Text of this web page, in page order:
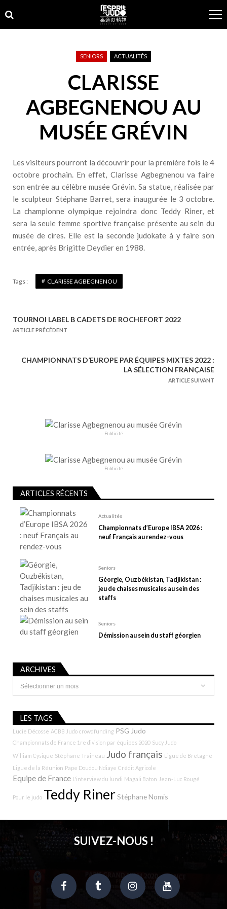
to
navigation
to
content
SENIORS ACTUALITÉS
CLARISSE
AGBEGNENOU AU
MUSÉE GRÉVIN
Les visiteurs pourront la découvrir pour la première fois le 4
octobre prochain. En effet, Clarisse Agbegnenou va faire
son entrée au célèbre musée Grévin. Sa statue, réalisée par
le sculpteur Stéphane Barret, sera inaugurée le 3 octobre.
La championne olympique rejoindra donc Teddy Riner, et
sera la seule femme sportive française présente au sein du
musée de cires. Elle est la seconde judokate à y faire son
entrée, après Brigitte Deydier en 1988.
Tags : CLARISSE AGBEGNENOU
N
l
’
TOURNOI LABEL B CADETS DE ROCHEFORT 2022
ARTICLE PRÉCÉDENT
CHAMPIONNATS D’EUROPE PAR ÉQUIPES MIXTES 2022 :
LA SÉLECTION FRANÇAISE
ARTICLE SUIVANT
Publicité
Publicité
ARTICLES RÉCENTS
Actualités
Championnats d’Europe IBSA 2026 :
neuf Français au rendez-vous
Seniors
Géorgie, Ouzbékistan, Tadjikistan :
jeu de chaises musicales au sein des
staffs
Seniors
Démission au sein du staff géorgien
ARCHIVES
Archives
LES TAGS
Lucie Décosse ACBB Judo crowdfunding PSG Judo
Championnats de France 1re division par équipes 2020 Sucy Judo
William Cysique Stéphane Traineau Judo français Ligue de Bretagne
Ligue de la Réunion Pape Doudou Ndiaye Crédit Agricole
Equipe de France L'interview du lundi Magali Baton Jean-Luc Rougé
Pour le judo Teddy RinerStéphane Nomis
SUIVEZ-NOUS !